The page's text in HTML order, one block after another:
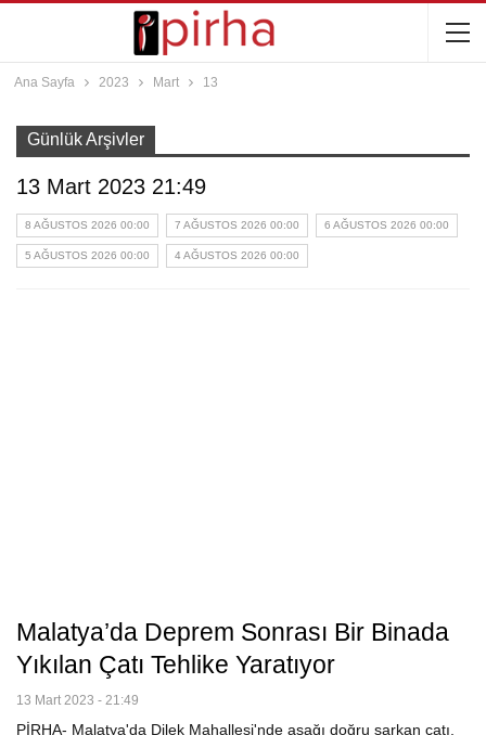
Ana Sayfa 2023 Mart 13
Günlük Arşivler
13 Mart 2023 21:49
8 AĞUSTOS 2026 00:00 7 AĞUSTOS 2026 00:00 6 AĞUSTOS 2026 00:00
5 AĞUSTOS 2026 00:00 4 AĞUSTOS 2026 00:00
Malatya’da Deprem Sonrası Bir Binada
Yıkılan Çatı Tehlike Yaratıyor
13 Mart 2023 - 21:49
PİRHA- Malatya'da Dilek Mahallesi'nde aşağı doğru sarkan çatı,